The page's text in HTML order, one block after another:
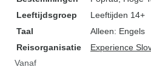
Leeftijdsgroep
Leeftijden 14+
Taal
Alleen: Engels
Reisorganisatie
Experience
Vanaf